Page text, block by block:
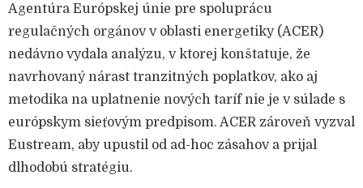
Agentúra Európskej únie pre spoluprácu
regulačných orgánov v oblasti energetiky (ACER)
nedávno vydala analýzu, v ktorej konštatuje, že
navrhovaný nárast tranzitných poplatkov, ako aj
metodika na uplatnenie nových taríf nie je v súlade s
európskym sieťovým predpisom. ACER zároveň vyzval
Eustream, aby upustil od ad-hoc zásahov a prijal
dlhodobú stratégiu.